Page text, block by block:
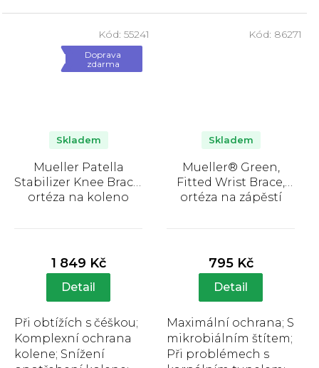
individuálně...Doprava
zdarma
Mueller Patella
Stabilizer Knee Brace,
ortéza na koleno
produktu
je
hvězdiček.
Skladem
1 849 Kč
Detail
Při obtížích s čéškou;
Komplexní ochrana
kolene; Snížení
Kód: 55241
Mueller® Green,
Fitted Wrist Brace,
ortéza na zápěstí
produktu
je
hvězdiček.
Skladem
795 Kč
Detail
Maximální ochrana; S
mikrobiálním štítem;
Při problémech s
Kód: 86271